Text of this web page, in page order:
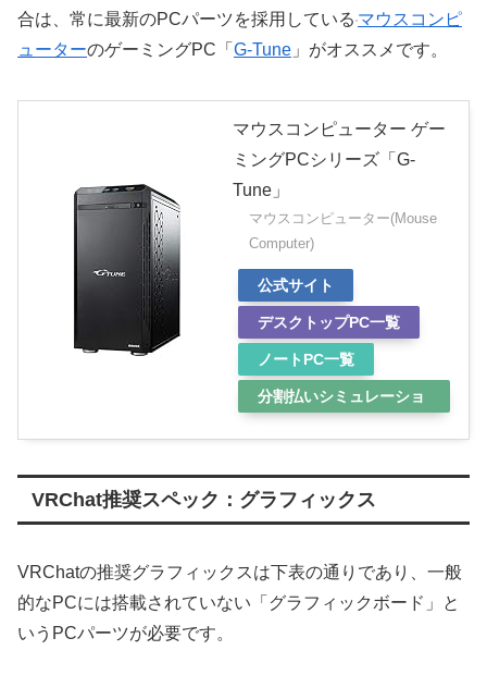
合は、常に最新のPCパーツを採用している マウスコンピ
ューターのゲーミングPC「 G-Tune 」がオススメです。
マウスコンピューター ゲー
ミングPCシリーズ「G-
Tune」
マウスコンピューター(Mouse
Computer)
公式サイト
デスクトップPC一覧
ノートPC一覧
分割払いシミュレーショ
VRChat推奨スペック：グラフィックス
VRChatの推奨グラフィックスは下表の通りであり、一般
的なPCには搭載されていない「グラフィックボード」と
いうPCパーツが必要です。